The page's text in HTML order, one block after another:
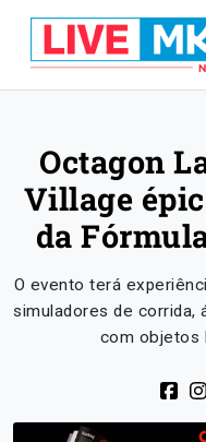
Octagon
Village
da
O evento terá
simuladores de corrida,
com objetos